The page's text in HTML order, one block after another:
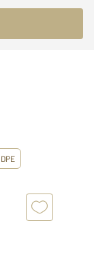
DPE